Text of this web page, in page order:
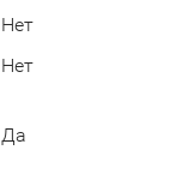
Нет
Нет
Да